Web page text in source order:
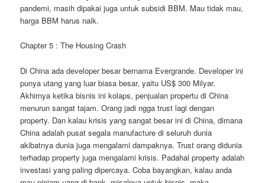
pandemi, masih dipakai juga untuk subsidi BBM. Mau tidak mau,
harga BBM harus naik.
Chapter 5 : The Housing Crash
Di China ada developer besar bernama Evergrande. Developer ini
punya utang yang luar biasa besar, yaitu US$ 300 Milyar.
Akhirnya ketika bisnis ini kolaps, penjualan propertu di China
menurun sangat tajam. Orang jadi ngga trust lagi dengan
property. Dan kalau krisis yang sangat besar ini di China, dimana
China adalah pusat segala manufacture di seluruh dunia
akibatnya dunia juga mengalami dampaknya. Trust orang didunia
terhadap property juga mengalami krisis. Padahal property adalah
investasi yang paling dipercaya. Coba bayangkan, kalau anda